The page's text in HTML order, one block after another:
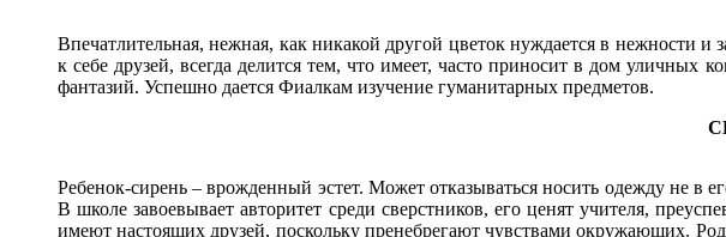
Впечатлительная, нежная, как никакой другой цветок нуждается в нежности
к себе друзей, всегда делится тем, что имеет, часто приносит в дом уличных
фантазий. Успешно дается Фиалкам изучение гуманитарных предметов.
Ребенок-сирень – врожденный эстет. Может отказываться носить одежду не в
В школе завоевывает авторитет среди сверстников, его ценят учителя,
имеют настоящих друзей, поскольку пренебрегают чувствами окружающих.